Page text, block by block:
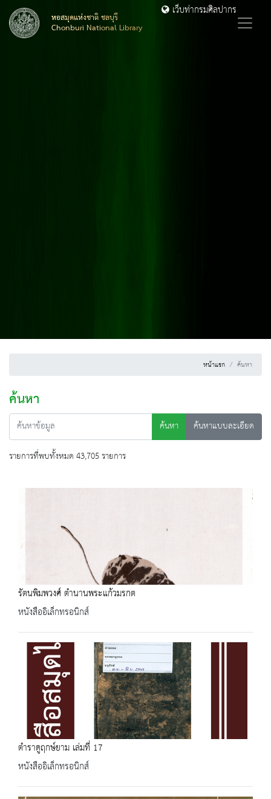
หอสมุดแห่งชาติ ชลบุรี
Chonburi National Library
เว็บท่ากรมศิลปากร
หน้าแรก ค้นหา
ค้นหา
ค้นหา
ค้นหาแบบละเอียด
รายการที่พบทั้งหมด 43,705 รายการ
รัตนพิมพวงศ์ ตำนานพระแก้วมรกต
หนังสืออิเล็กทรอนิกส์
ตำราดูฤกษ์ยาม เล่มที่ 17
หนังสืออิเล็กทรอนิกส์